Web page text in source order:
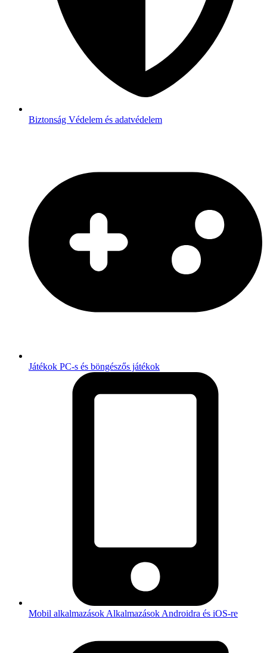
Biztonság Védelem és adatvédelem
Játékok PC-s és böngészős játékok
Mobil alkalmazások Alkalmazások Androidra és iOS-re